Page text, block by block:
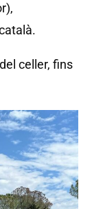
celler, fins